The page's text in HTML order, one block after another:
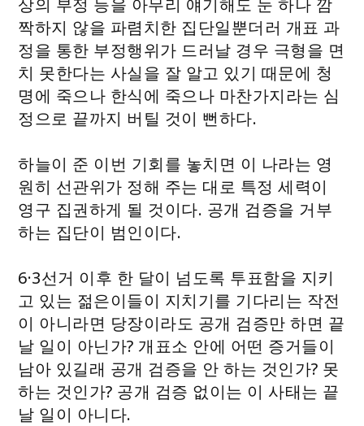
짝하지 않을 파렴치한 집단일뿐더러 개표 과
정을 통한 부정행위가 드러날 경우 극형을 면
치 못한다는 사실을 잘 알고 있기 때문에 청
명에 죽으나 한식에 죽으나 마찬가지라는 심
정으로 끝까지 버틸 것이 뻔하다.
하늘이 준 이번 기회를 놓치면 이 나라는 영
원히 선관위가 정해 주는 대로 특정 세력이
영구 집권하게 될 것이다. 공개 검증을 거부
하는 집단이 범인이다.
6·3선거 이후 한 달이 넘도록 투표함을 지키
고 있는 젊은이들이 지치기를 기다리는 작전
이 아니라면 당장이라도 공개 검증만 하면 끝
날 일이 아닌가? 개표소 안에 어떤 증거들이
남아 있길래 공개 검증을 안 하는 것인가? 못
하는 것인가? 공개 검증 없이는 이 사태는 끝
날 일이 아니다.